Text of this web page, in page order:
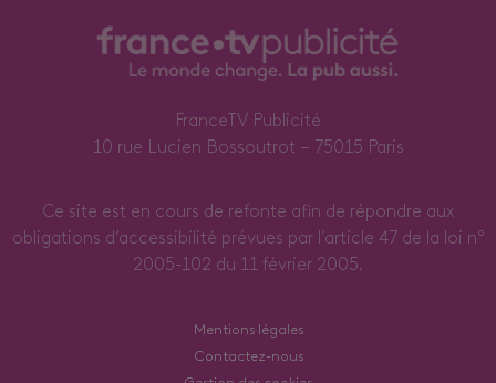
FranceTV Publicité
10 rue Lucien Bossoutrot – 75015 Paris
Ce site est en cours de refonte afin de répondre aux
obligations d’accessibilité prévues par l’article 47 de la loi n°
2005-102 du 11 février 2005.
Mentions légales
Contactez-nous